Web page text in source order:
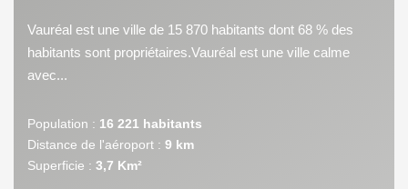
Vauréal est une ville de 15 870 habitants dont 68 % des
habitants sont propriétaires.Vauréal est une ville calme
avec...
Population : 16 221 habitants
Distance de l'aéroport : 9 km
Superficie : 3,7 Km²